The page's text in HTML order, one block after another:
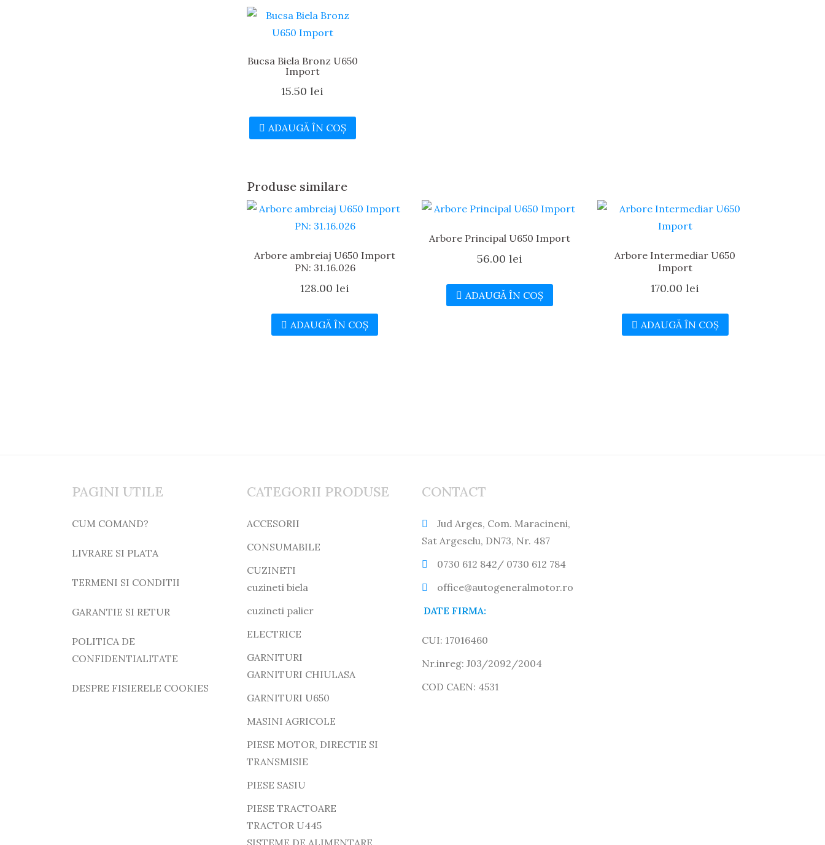
Bucsa Biela Bronz U650
Import
15.50lei
ADAUGĂ ÎN COȘ
Produse similare
Arbore ambreiaj U650 Import
PN: 31.16.026
128.00lei
ADAUGĂ ÎN COȘ
Arbore Principal U650 Import
56.00lei
ADAUGĂ ÎN COȘ
Arbore Intermediar U650
Import
170.00lei
ADAUGĂ ÎN COȘ
PAGINI UTILE
CUM COMAND?
LIVRARE SI PLATA
TERMENI SI CONDITII
GARANTIE SI RETUR
POLITICA DE
CONFIDENTIALITATE
DESPRE FISIERELE COOKIES
CATEGORII PRODUSE
ACCESORII
CONSUMABILE
CUZINETI
cuzineti biela
cuzineti palier
ELECTRICE
GARNITURI
GARNITURI CHIULASA
GARNITURI U650
MASINI AGRICOLE
PIESE MOTOR, DIRECTIE SI
TRANSMISIE
PIESE SASIU
PIESE TRACTOARE
TRACTOR U445
CONTACT
Jud Arges, Com. Maracineni,
Sat Argeselu, DN73, Nr. 487
0730 612 842/ 0730 612 784
office@autogeneralmotor.ro
DATE FIRMA:
CUI: 17016460
Nr.inreg: J03/2092/2004
COD CAEN: 4531